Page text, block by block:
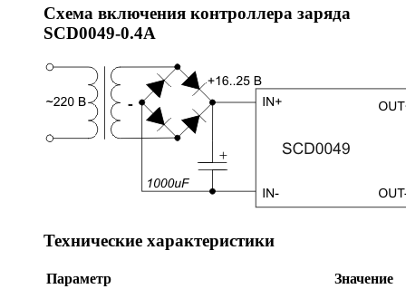
Схема включения контроллера заряда
SCD0049-0.4A
Технические характеристики
Параметр
Значение